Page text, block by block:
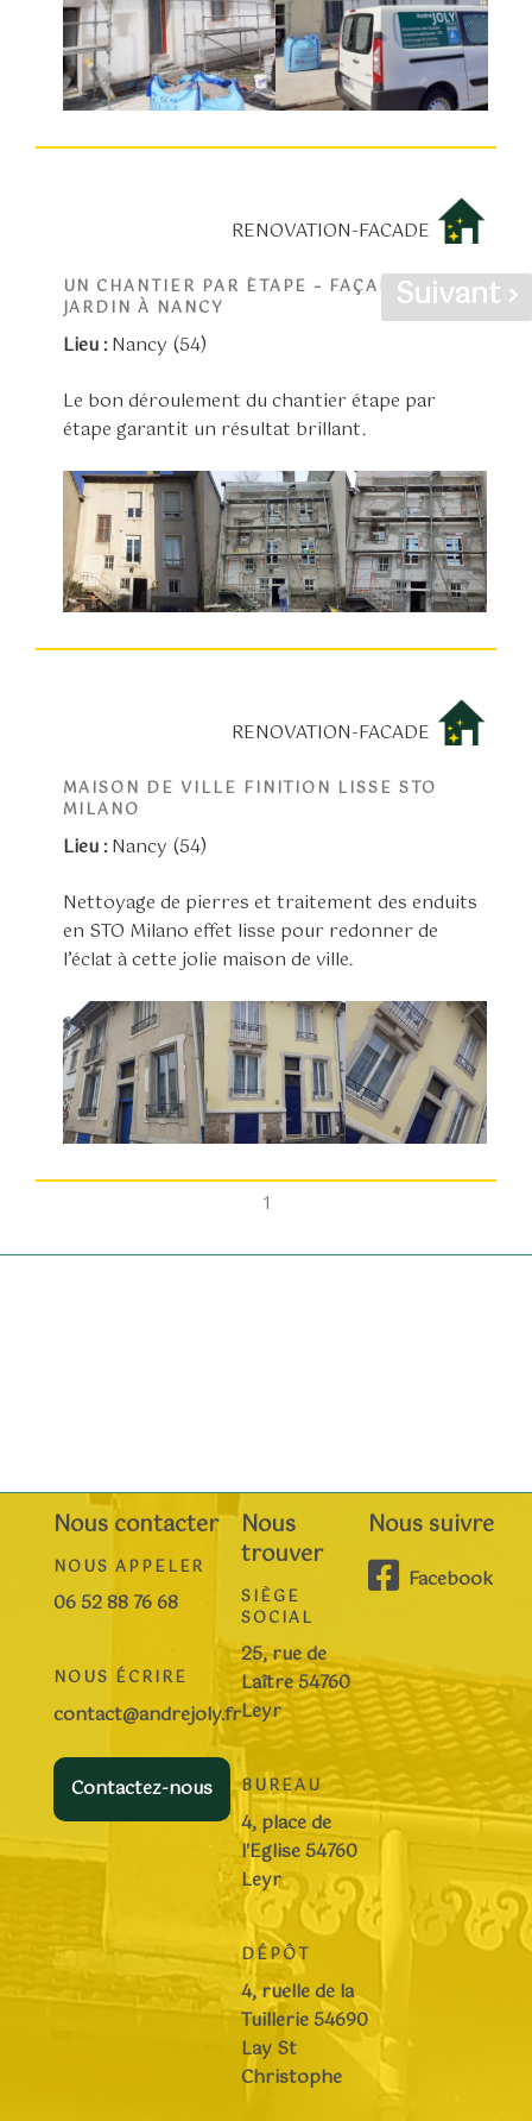
RENOVATION-FACADE
UN CHANTIER PAR ÉTAPE – FAÇADE SUR
JARDIN À NANCY
Lieu :Nancy (54)
Le bon déroulement du chantier étape par
étape garantit un résultat brillant.
RENOVATION-FACADE
MAISON DE VILLE FINITION LISSE STO
MILANO
Lieu :Nancy (54)
Nettoyage de pierres et traitement des enduits
en STO Milano effet lisse pour redonner de
l’éclat à cette jolie maison de ville.
1
Suivant ›
Nous contacter
NOUS APPELER
06 52 88 76 68
NOUS ÉCRIRE
contact@andrejoly.fr
Contactez-nous
Nous
trouver
SIÈGE
SOCIAL
25, rue de
Laître 54760
Leyr
BUREAU
4, place de
l'Eglise 54760
Leyr
DÉPÔT
4, ruelle de la
Tuillerie 54690
Lay St
Christophe
Nous suivre
Facebook